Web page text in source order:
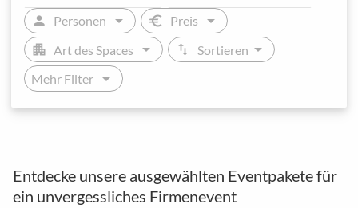
person Personen arrow_drop_down euro Preis arrow_drop_down
apartment Art des Spaces arrow_drop_down swap_vert Sortieren arrow_drop_down
Mehr Filter arrow_drop_down
Entdecke unsere ausgewählten Eventpakete für
ein unvergessliches Firmenevent